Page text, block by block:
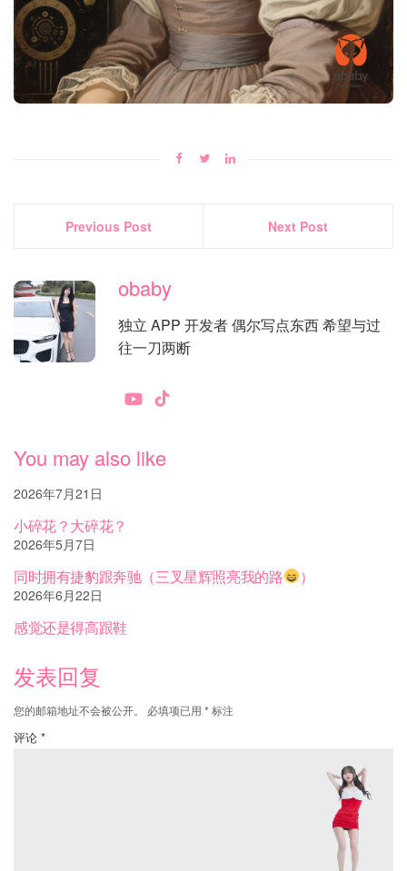
Previous Post Next Post
obaby
独立 APP 开发者 偶尔写点东西 希望与过
往一刀两断
You may also like
2026年7月21日
小碎花？大碎花？
2026年5月7日
同时拥有捷豹跟奔驰（三叉星辉照亮我的路 ）
2026年6月22日
感觉还是得高跟鞋
发表回复
您的邮箱地址不会被公开。 必填项已用 * 标注
评论 *